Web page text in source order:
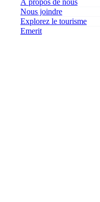
À propos de nous
Nous joindre
Explorez le tourisme
Emerit